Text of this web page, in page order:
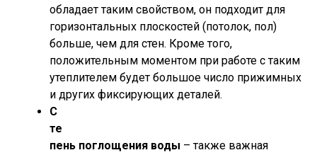
обладает таким свойством, он подходит для
горизонтальных плоскостей (потолок, пол)
больше, чем для стен. Кроме того,
положительным моментом при работе с таким
утеплителем будет большое число прижимных
и других фиксирующих деталей.
С
те
пень поглощения воды – также важная